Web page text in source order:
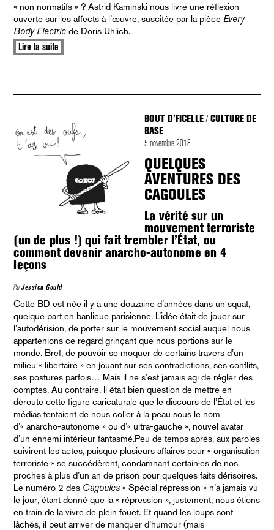
« non normatifs » ? Astrid Kaminski nous livre une réflexion
ouverte sur les affects à l’œuvre, suscitée par la pièce Every
Body Electric de Doris Uhlich.
Lire la suite
BOUT D’FICELLE/CULTURE DE
BASE
5 novembre 2018
QUELQUES
AVENTURES DES
CAGOULES
La vérité sur un
mouvement terroriste
(un de plus !) qui fait trembler l’État, ou
comment devenir anarcho-autonome en 4
leçons
ParJessica Gould
Cette BD est née il y a une douzaine d’années dans un squat,
quelque part en banlieue parisienne. L’idée était de jouer sur
l’autodérision, de porter sur le mouvement social auquel nous
appartenions ce regard grinçant que nous portions sur le
monde. Bref, de pouvoir se moquer de certains travers d’un
milieu « libertaire » en jouant sur ses contradictions, ses conflits,
ses postures parfois… Mais il ne s’est jamais agi de régler des
comptes. Au contraire. Il était bien question de mettre en
déroute cette figure caricaturale que le discours de l’État et les
médias tentaient de nous coller à la peau sous le nom
d’« anarcho-autonome » ou d’« ultra-gauche », nouvel avatar
d’un ennemi intérieur fantasmé.Peu de temps après, aux paroles
suivirent les actes, puisque plusieurs affaires pour « organisation
terroriste » se succédèrent, condamnant certain·es de nos
proches à plus d’un an de prison pour quelques faits dérisoires.
Le numéro 2 des Cagoules « Spécial répression » n’a jamais vu
le jour, étant donné que la « répression », justement, nous étions
en train de la vivre de plein fouet. Et quand les loups sont
lâchés, il peut arriver de manquer d’humour (mais